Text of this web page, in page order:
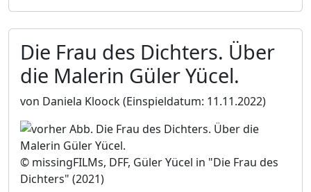
Die Frau des Dichters. Über
die Malerin Güler Yücel.
von Daniela Kloock(Einspieldatum: 11.11.2022)
© missingFILMs, DFF, Güler Yücel in "Die Frau des
Dichters" (2021)